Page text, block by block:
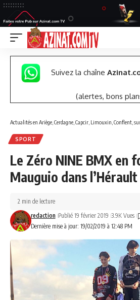
Suivez la chaîne
(alertes, bons
Actualités en Ariège, Cerdagne, Capcir, Limouxin, Conflent,
SPORT
Le Zéro NINE BMX en
Mauguio dans l’Hérault
Dernière mise à jour: 19/02/2019 à 12:48 PM
redaction Publié 19 février 2019 3.9K Vues
2 min de lecture